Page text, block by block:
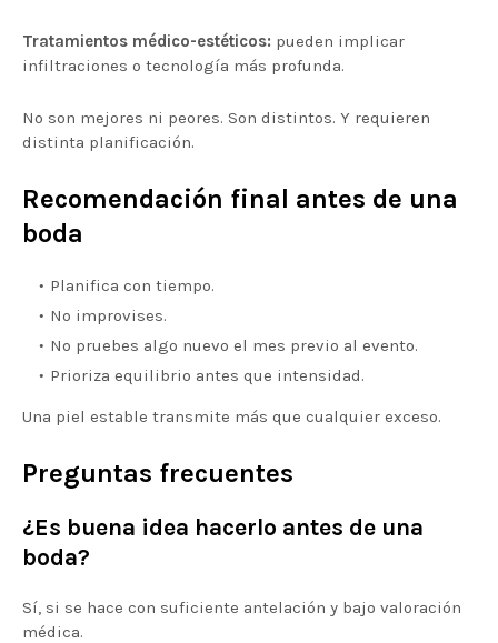
Tratamientos médico-estéticos: pueden implicar
infiltraciones o tecnología más profunda.
No son mejores ni peores. Son distintos. Y requieren
distinta planificación.
Recomendación final antes de una
boda
Planifica con tiempo.
No improvises.
No pruebes algo nuevo el mes previo al evento.
Prioriza equilibrio antes que intensidad.
Una piel estable transmite más que cualquier exceso.
Preguntas frecuentes
¿Es buena idea hacerlo antes de una
boda?
Sí, si se hace con suficiente antelación y bajo valoración
médica.